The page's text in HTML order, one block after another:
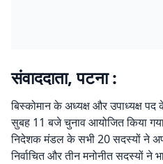
संवाददाता, पटना :
बिस्कोमान के अध्यक्ष और उपाध्यक्ष
सुबह 11 बजे चुनाव आयोजित किया
निदेशक मंडल के सभी 20 सदस्यों ने
निर्वाचित और तीन मनोनीत सदस्यों ने